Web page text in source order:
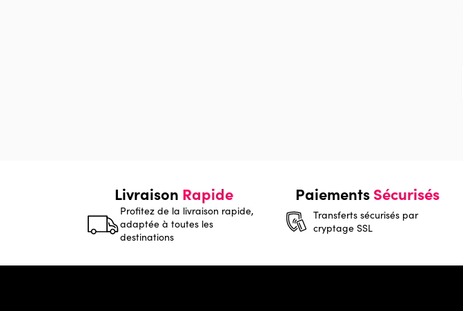
Livraison Rapide
Profitez de la livraison rapide,
adaptée à toutes les
destinations
PaiementsSécurisés
Transferts sécurisés par
cryptage SSL